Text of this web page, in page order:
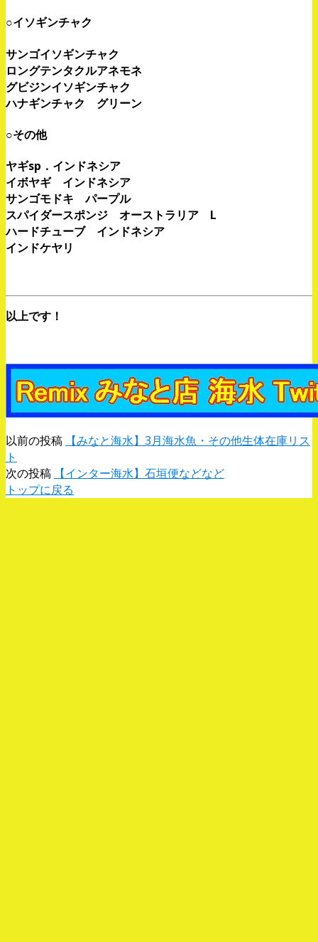
○イソギンチャク
サンゴイソギンチャク
ロングテンタクルアネモネ
グビジンイソギンチャク
ハナギンチャク グリーン
○その他
ヤギsp．インドネシア
イボヤギ インドネシア
サンゴモドキ パープル
スパイダースポンジ オーストラリア L
ハードチューブ インドネシア
インドケヤリ
以上です！
以前の投稿
【みなと海水】3月海水魚・その他生体在庫リス
ト
次の投稿
【インター海水】石垣便などなど
トップに戻る